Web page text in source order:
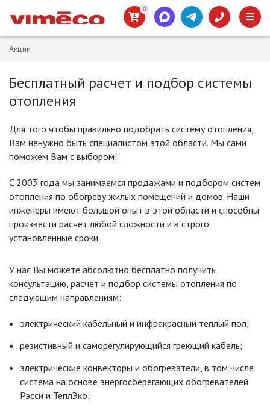
0
Акции
Бесплатный расчет и подбор системы
отопления
Для того чтобы правильно подобрать систему отопления,
Вам ненужно быть специалистом этой области. Мы сами
поможем Вам с выбором!
C 2003 года мы занимаемся продажами и подбором систем
отопления по обогреву жилых помещений и домов. Наши
инженеры имеют большой опыт в этой области и способны
произвести расчет любой сложности и в строго
установленные сроки.
У нас Вы можете абсолютно бесплатно получить
консультацию, расчет и подбор системы отопления по
следующим направлениям:
электрический кабельный и инфракрасный теплый пол;
резистивный и саморегулирующийся греющий кабель;
электрические конвекторы и обогреватели, в том числе
система на основе энергосберегающих обогревателей
Рэсси и ТеплЭко;